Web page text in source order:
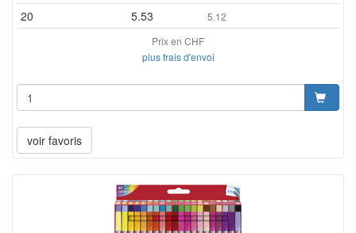
20 5.53
5.12
Prix en CHF
plus frais d'envoi
voir favoris